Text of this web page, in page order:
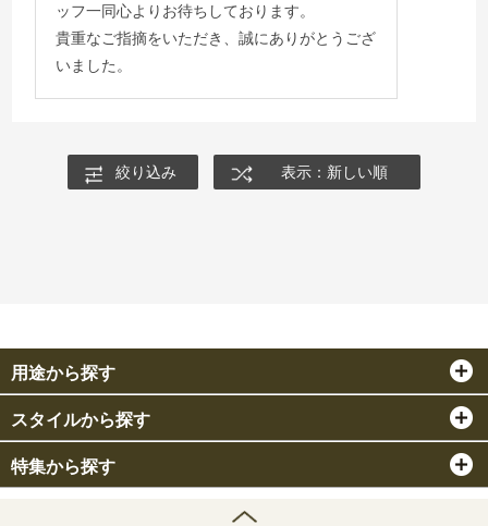
ッフ一同心よりお待ちしております。
貴重なご指摘をいただき、誠にありがとうござ
いました。
絞り込み 表示：新しい順
用途から探す
スタイルから探す
特集から探す